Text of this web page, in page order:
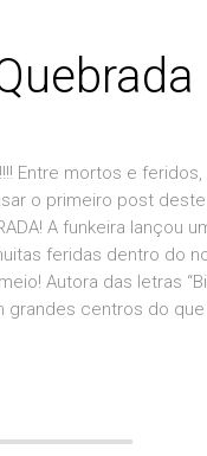
Entre mortos e
o primeiro post
A funkeira lançou
feridas dentro do
Autora das letras
grandes centros do